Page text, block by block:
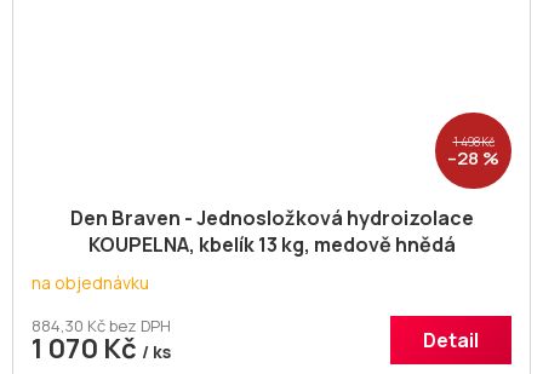
1 498 Kč
–28 %
Den Braven - Jednosložková hydroizolace
KOUPELNA, kbelík 13 kg, medově hnědá
na objednávku
884,30 Kč bez DPH
1 070 Kč / ks Detail